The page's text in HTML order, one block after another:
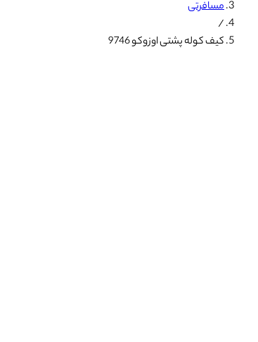
مسافرتی
/
کیف کوله پشتی اوزوکو 9746